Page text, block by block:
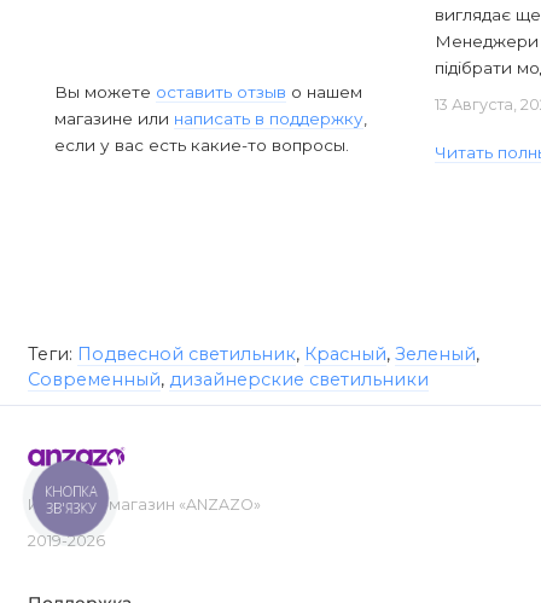
Вы можете оставить отзыв о нашем
магазине или написать в поддержку
если у вас есть какие-то вопросы.
виглядає
Менеджери
підібрати
13 Августа,
Читать
Теги: Подвесной светильник, Красный, Зеленый,
Современный, дизайнерские светильники
Интернет-магазин «ANZAZO»
2019-2026
КНОПКА
ЗВ'ЯЗКУ